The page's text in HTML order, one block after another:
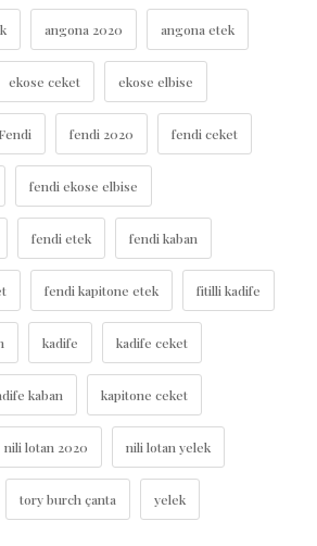
angona 2020 angona etek
ekose ceket ekose elbise
Fendi fendi 2020 fendi ceket
fendi ekose elbise
fendi etek fendi kaban
fendi kapitone etek fitilli kadife
kadife kadife ceket
kaban kapitone ceket
nili lotan 2020 nili lotan yelek
tory burch çanta yelek